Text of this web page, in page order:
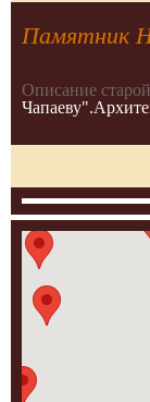
Памятник
Описание